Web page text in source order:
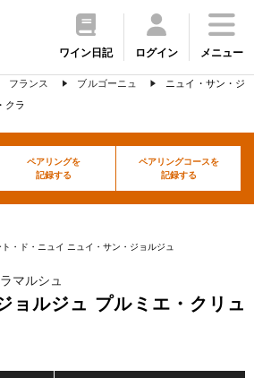
ワイン日記 ログイン メニュー
フランス ブルゴーニュ
ニュイ・サン・ジ
クラ
ペアリングを
記録する
ペアリングコースを
記録する
・ド・ニュイ ニュイ・サン・ジョルジュ
マルシュ
ョルジュ プルミエ・クリュ